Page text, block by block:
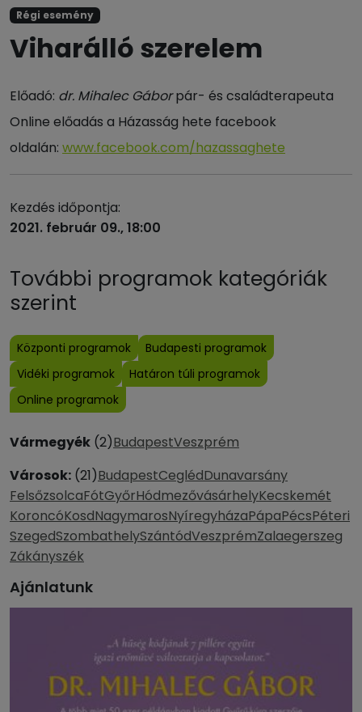
Régi esemény
Viharálló szerelem
Előadó: dr. Mihalec Gáborpár- és családterapeuta
Online előadás a Házasság hete facebook
oldalán: www.facebook.com/hazassaghete
Kezdés időpontja:
2021. február 09., 18:00
További programok kategóriák
szerint
Központi programok
Budapesti programok
Vidéki programok
Határon túli programok
Online programok
Vármegyék (2)BudapestVeszprém
Városok: (21)BudapestCeglédDunavarsány
FelsőzsolcaFótGyőrHódmezővásárhelyKecskemét
KoroncóKosdNagymarosNyíregyházaPápaPécsPéteri
SzegedSzombathelySzántódVeszprémZalaegerszeg
Zákányszék
Ajánlatunk